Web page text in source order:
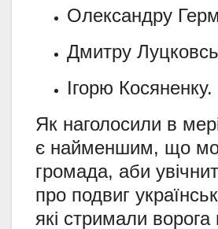
Олександру
Дмитру
Ігорю Косяненку.
Як наголосили в
є найменшим, що
громада, аби
про подвиг
які стримали ворога